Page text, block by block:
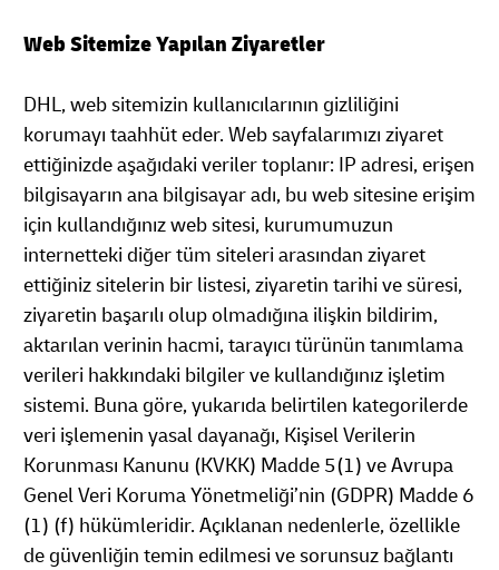
Web Sitemize Yapılan Ziyaretler
DHL, web sitemizin kullanıcılarının gizliliğini
korumayı taahhüt eder. Web sayfalarımızı ziyaret
ettiğinizde aşağıdaki veriler toplanır: IP adresi, erişen
bilgisayarın ana bilgisayar adı, bu web sitesine erişim
için kullandığınız web sitesi, kurumumuzun
internetteki diğer tüm siteleri arasından ziyaret
ettiğiniz sitelerin bir listesi, ziyaretin tarihi ve süresi,
ziyaretin başarılı olup olmadığına ilişkin bildirim,
aktarılan verinin hacmi, tarayıcı türünün tanımlama
verileri hakkındaki bilgiler ve kullandığınız işletim
sistemi. Buna göre, yukarıda belirtilen kategorilerde
veri işlemenin yasal dayanağı, Kişisel Verilerin
Korunması Kanunu (KVKK) Madde 5(1) ve Avrupa
Genel Veri Koruma Yönetmeliği’nin (GDPR) Madde 6
(1) (f) hükümleridir. Açıklanan nedenlerle, özellikle
de güvenliğin temin edilmesi ve sorunsuz bağlantı